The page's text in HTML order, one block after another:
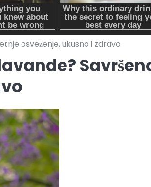
osveženje, ukusno i zdravo